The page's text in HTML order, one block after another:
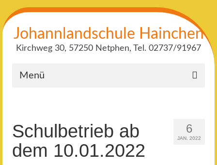
Johannlandschule Hainchen
Kirchweg 30, 57250 Netphen, Tel. 02737/91967
Menü
6
JAN. 2022
Schulbetrieb ab
dem 10.01.2022